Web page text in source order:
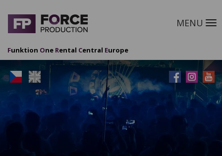
MENU
Funktion One Rental Central Europe